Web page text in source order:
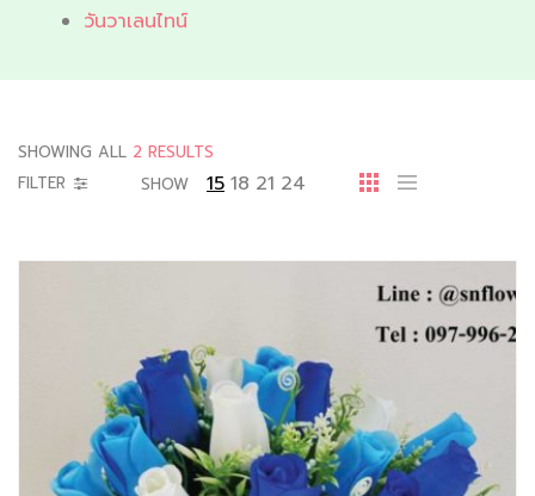
วันวาเลนไทน์
SHOWING ALL 2 RESULTS
FILTER
SHOW 15 18 21 24